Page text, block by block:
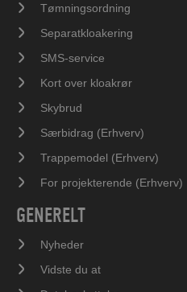
Tømningsordning
Separatkloakering
SMS-service
Kort over kloakrør
Skybrud
Særbidrag (Erhverv)
Trappemodel (Erhverv)
For projekterende (Erhverv)
GENERELT
Nyheder
Vidste du at